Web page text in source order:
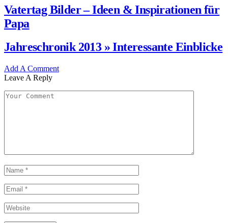
Vatertag Bilder – Ideen & Inspirationen für
Papa
Jahreschronik 2013 » Interessante Einblicke
Add A Comment
Leave A Reply